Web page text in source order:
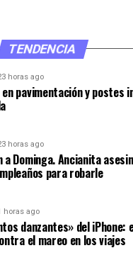
TENDENCIA
horas ago
en pavimentación y postes
horas ago
a Dominga. Ancianita
para robarle
horas ago
danzantes» del iPhone:
el mareo en los viajes